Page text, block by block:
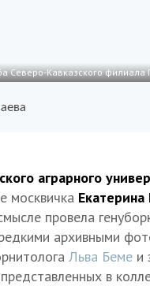
Северо-Кавказского
аграрного
москвичка Екатерина
провела
архивными
Льва Беме и
в